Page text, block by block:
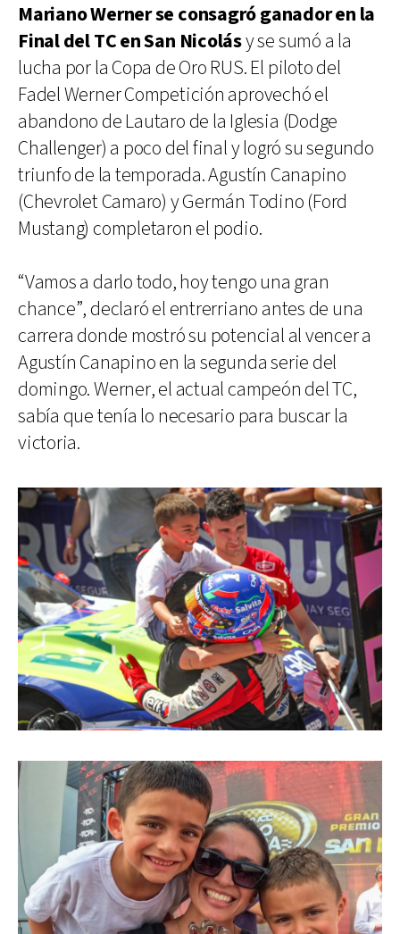
Mariano Werner se consagró ganador en la
Final del TC en San Nicolásy se sumó a la
lucha por la Copa de Oro RUS. El piloto del
Fadel Werner Competición aprovechó el
abandono de Lautaro de la Iglesia (Dodge
Challenger) a poco del final y logró su segundo
triunfo de la temporada. Agustín Canapino
(Chevrolet Camaro) y Germán Todino (Ford
Mustang) completaron el podio.
“Vamos a darlo todo, hoy tengo una gran
chance”, declaró el entrerriano antes de una
carrera donde mostró su potencial al vencer a
Agustín Canapino en la segunda serie del
domingo. Werner, el actual campeón del TC,
sabía que tenía lo necesario para buscar la
victoria.